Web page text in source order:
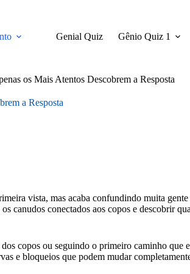
Genial Quiz Gênio Quiz 1
os Mais Atentos Descobrem a Resposta
a Resposta
vista, mas acaba confundindo muita
canudos conectados aos copos e descobrir
copos ou seguindo o primeiro caminho que
e bloqueios que podem mudar